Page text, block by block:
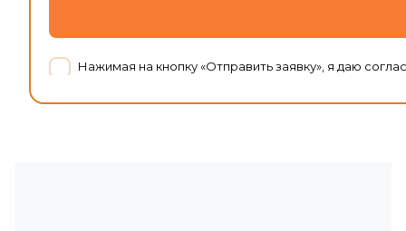
Нажимая на кнопку «Отправить заявку», я даю